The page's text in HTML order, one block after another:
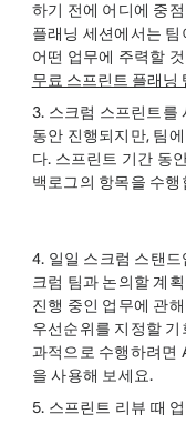
하기 전에 어디에 중
플래닝 세션에서는
어떤 업무에 주력할
무료 스프린트 플래닝
3. 스크럼 스프린트를
동안 진행되지만, 팀
다. 스프린트 기간 동
백로그의 항목을 수행
4. 일일 스크럼 스탠
크럼 팀과 논의할 계
진행 중인 업무에 관
우선순위를 지정할
과적으로 수행하려면
을 사용해 보세요.
5. 스프린트 리뷰 때